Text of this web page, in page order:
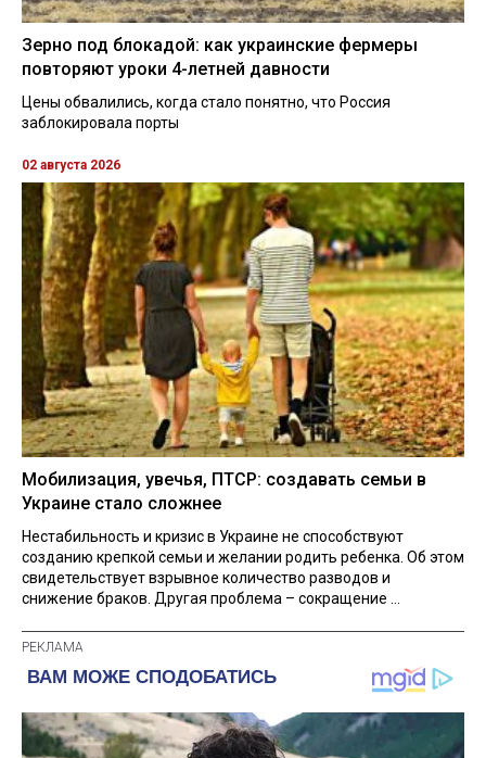
Зерно под блокадой: как украинские фермеры
повторяют уроки 4-летней давности
Цены обвалились, когда стало понятно, что Россия
заблокировала порты
02 августа 2026
Мобилизация, увечья, ПТСР: создавать семьи в
Украине стало сложнее
Нестабильность и кризис в Украине не способствуют
созданию крепкой семьи и желании родить ребенка. Об этом
свидетельствует взрывное количество разводов и
снижение браков. Другая проблема – сокращение ...